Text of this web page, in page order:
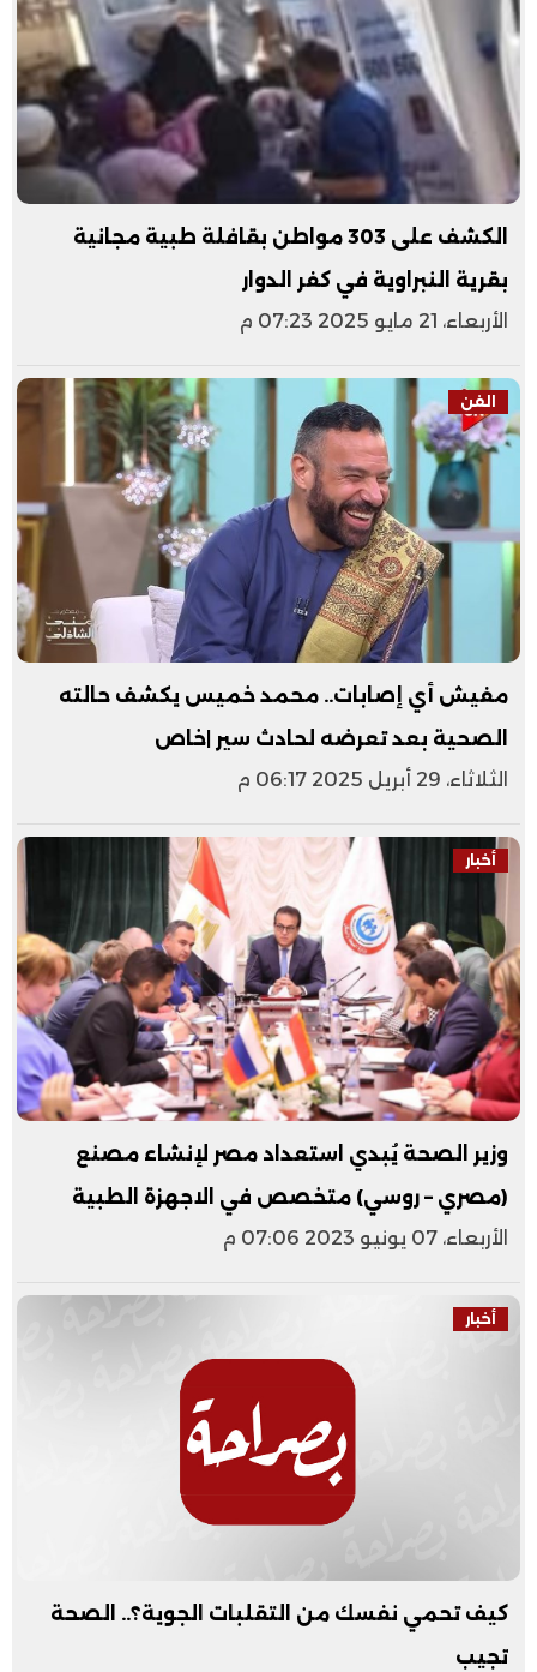
الكشف على 303 مواطن بقافلة طبية مجانية
بقرية النبراوية في كفر الدوار
الأربعاء، 21 مايو 2025 07:23 م
الفن
مفيش أي إصابات.. محمد خميس يكشف حالته
الصحية بعد تعرضه لحادث سير |خاص
الثلاثاء، 29 أبريل 2025 06:17 م
أخبار
وزير الصحة يُبدي استعداد مصر لإنشاء مصنع
(مصري – روسي) متخصص في الاجهزة الطبية
الأربعاء، 07 يونيو 2023 07:06 م
أخبار
كيف تحمي نفسك من التقلبات الجوية؟.. الصحة
تجيب